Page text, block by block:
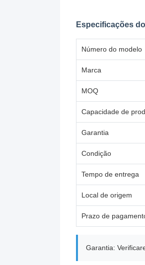
Especificações
Número do modelo
Marca
MOQ
Capacidade de
Garantia
Condição
Tempo de entrega
Local de origem
Prazo de
Garantia: